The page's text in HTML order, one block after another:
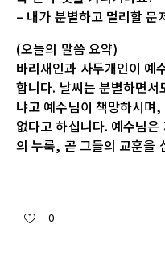
– 내가 분별하고 멀리할 문
(오늘의 말씀 요약)
바리새인과 사두개인이 예
합니다. 날씨는 분별하면
냐고 예수님이 책망하시며
없다고 하십니다. 예수님
의 누룩, 곧 그들의 교훈을
0